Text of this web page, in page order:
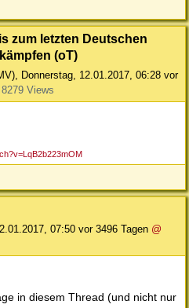
zum letzten Deutschen
(oT)
Donnerstag, 12.01.2017, 06:28 vor
8279 Views
07:50 vor 3496 Tagen @
in diesem Thread (und nicht nur